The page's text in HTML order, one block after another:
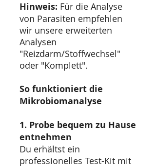
Hinweis: Für die Analyse
von Parasiten empfehlen
wir unsere erweiterten
Analysen
"Reizdarm/Stoffwechsel"
oder "Komplett".
So funktioniert die
Mikrobiomanalyse
1. Probe bequem zu Hause
entnehmen
Du erhältst ein
professionelles Test-Kit mit